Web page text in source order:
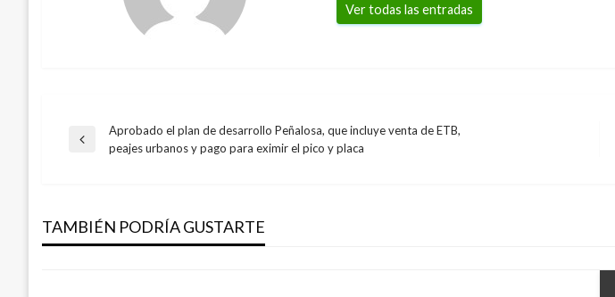
Ver todas las entradas
Navegación
entradas
Entrada
Aprobado el plan de desarrollo Peñalosa, que incluye venta de ETB,
peajes urbanos y pago para eximir el pico y placa
TAMBIÉN PODRÍA GUSTARTE
Pico y placa para este miércoles 17 de abril en Bogotá
Ariel Cabrera miércoles abril 17, 2019